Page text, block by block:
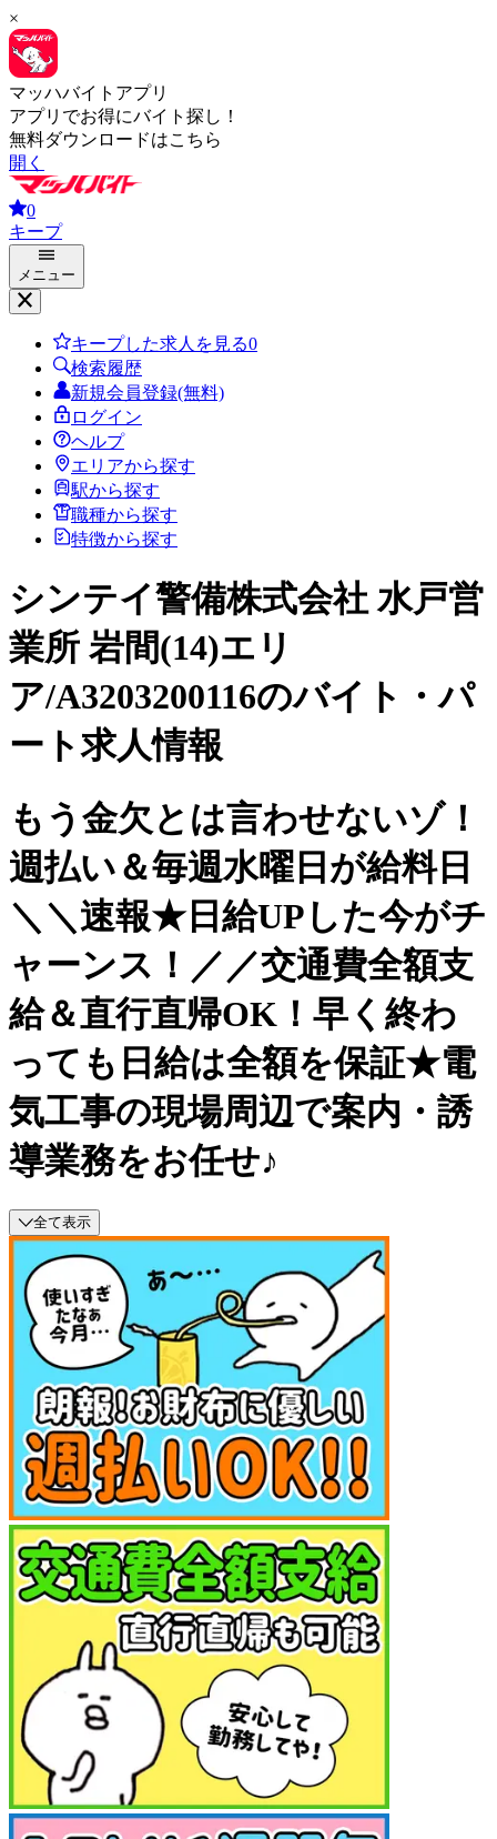
×
マッハバイトアプリ
アプリでお得にバイト探し！
無料ダウンロードはこちら
開く
0
キープ
メニュー
キープした求人を見る0
検索履歴
新規会員登録(無料)
ログイン
ヘルプ
エリアから探す
駅から探す
職種から探す
特徴から探す
シンテイ警備株式会社 水戸営
業所 岩間(14)エリ
ア/A3203200116のバイト・パ
ート求人情報
もう金欠とは言わせないゾ！
週払い＆毎週水曜日が給料日
＼＼速報★日給UPした今がチ
ャーンス！／／交通費全額支
給＆直行直帰OK！早く終わ
っても日給は全額を保証★電
気工事の現場周辺で案内・誘
導業務をお任せ♪
全て表示